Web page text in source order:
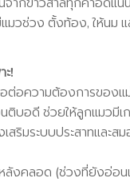
มวช่วง ตั้งท้อง, ให้นม
!
ต่อความต้องการของแ
บอดี ช่วยให้ลูกแมวมีเ
สริมระบบประสาทและ
หลังคลอด (ช่วงที่ยังอ่